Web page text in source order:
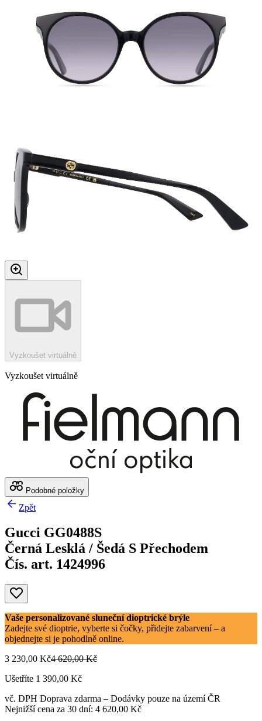
Vyzkoušet virtuálně
Vyzkoušet virtuálně
Podobné položky
Zpět
Gucci GG0488S
Černá Lesklá / Šedá S Přechodem
Čís. art. 1424996
Vaše personalizované sluneční dioptrické brýle
Zadejte své dioptrie, vyberte si čočky, přidejte zabarvení – a
objednejte si je pohodlně online.
3 230,00 Kč4 620,00 Kč
Ušetříte 1 390,00 Kč
vč. DPH Doprava zdarma – Dodávky pouze na území ČR
Nejnižší cena za 30 dní: 4 620,00 Kč